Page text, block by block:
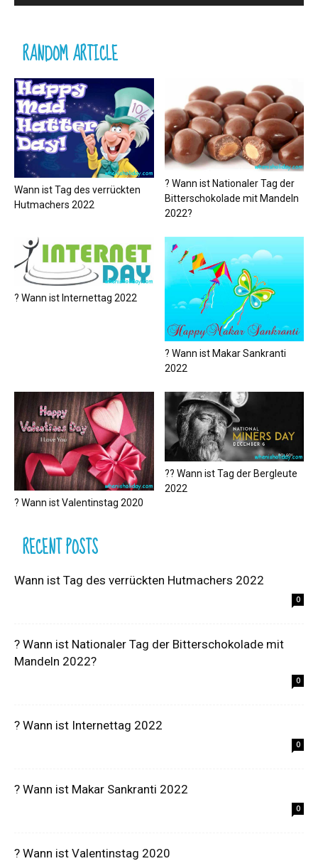
RANDOM ARTICLE
Wann ist Tag des verrückten
Hutmachers 2022
? Wann ist Nationaler Tag der
Bitterschokolade mit Mandeln
2022?
? Wann ist Internettag 2022
? Wann ist Makar Sankranti
2022
? Wann ist Valentinstag 2020
?‍? Wann ist Tag der Bergleute
2022
RECENT POSTS
Wann ist Tag des verrückten Hutmachers 2022
0
? Wann ist Nationaler Tag der Bitterschokolade mit
Mandeln 2022?
0
? Wann ist Internettag 2022
0
? Wann ist Makar Sankranti 2022
0
? Wann ist Valentinstag 2020